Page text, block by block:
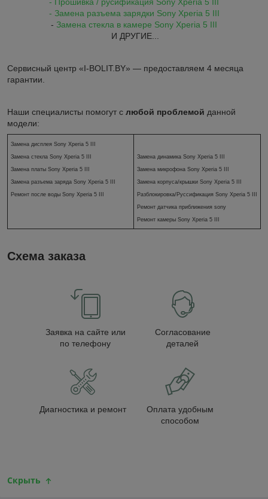
- Замена разъема зарядки Sony Xperia 5 III
- Замена стекла в камере Sony Xperia 5 III
И ДРУГИЕ...
Сервисный центр «I-BOLIT.BY» — предоставляем 4 месяца
гарантии.
Наши специалисты помогут с любой проблемой данной
модели:
Замена дисплея Sony Xperia 5 III
Замена стекла Sony Xperia 5 III
Замена платы Sony Xperia 5 III
Замена разъема заряда Sony Xperia 5 III
Ремонт после воды Sony Xperia 5 III
Замена динамика Sony Xperia 5 III
Замена микрофона Sony Xperia 5 III
Замена корпуса/крышки Sony Xperia 5 III
Разблокировка/Руссификация Sony Xperia 5 III
Ремонт датчика приближения sony
Ремонт камеры Sony Xperia 5 III
Схема заказа
Заявка на сайте или
по телефону
Согласование
деталей
Диагностика и ремонт
Оплата удобным
способом
Скрыть